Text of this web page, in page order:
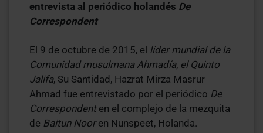
entrevista al periódico holandés De
Correspondent
El 9 de octubre de 2015, el líder mundial de la
Comunidad musulmana Ahmadía, el Quinto
Jalifa, Su Santidad, Hazrat Mirza Masrur
Ahmad fue entrevistado por el periódico De
Correspondenten el complejo de la mezquita
de Baitun Nooren Nunspeet, Holanda.